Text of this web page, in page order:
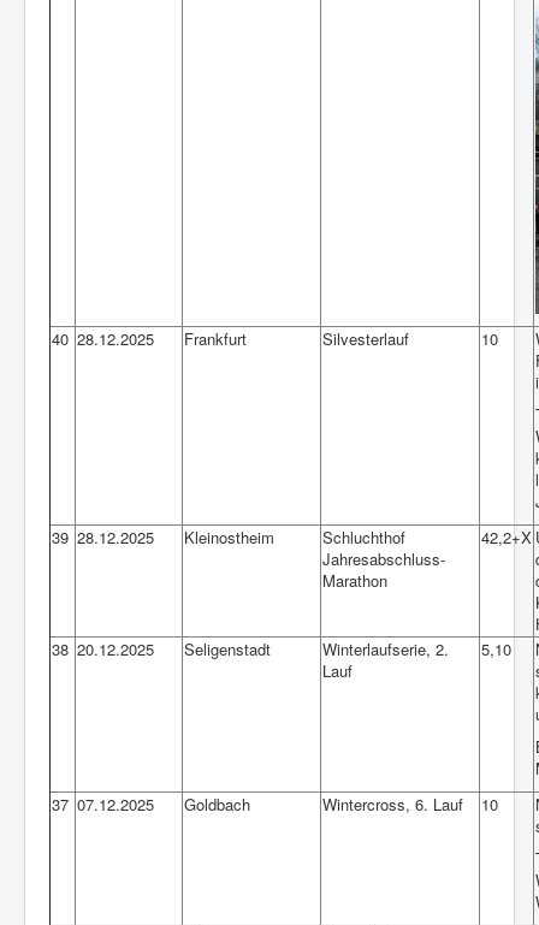
40 28.12.2025 Frankfurt Silvesterlauf 10
39 28.12.2025 Kleinostheim
Schluchthof
Jahresabschluss-
Marathon
42,2+X
38 20.12.2025 Seligenstadt
Winterlaufserie, 2.
Lauf
5,10
37 07.12.2025 Goldbach Wintercross, 6. Lauf 10